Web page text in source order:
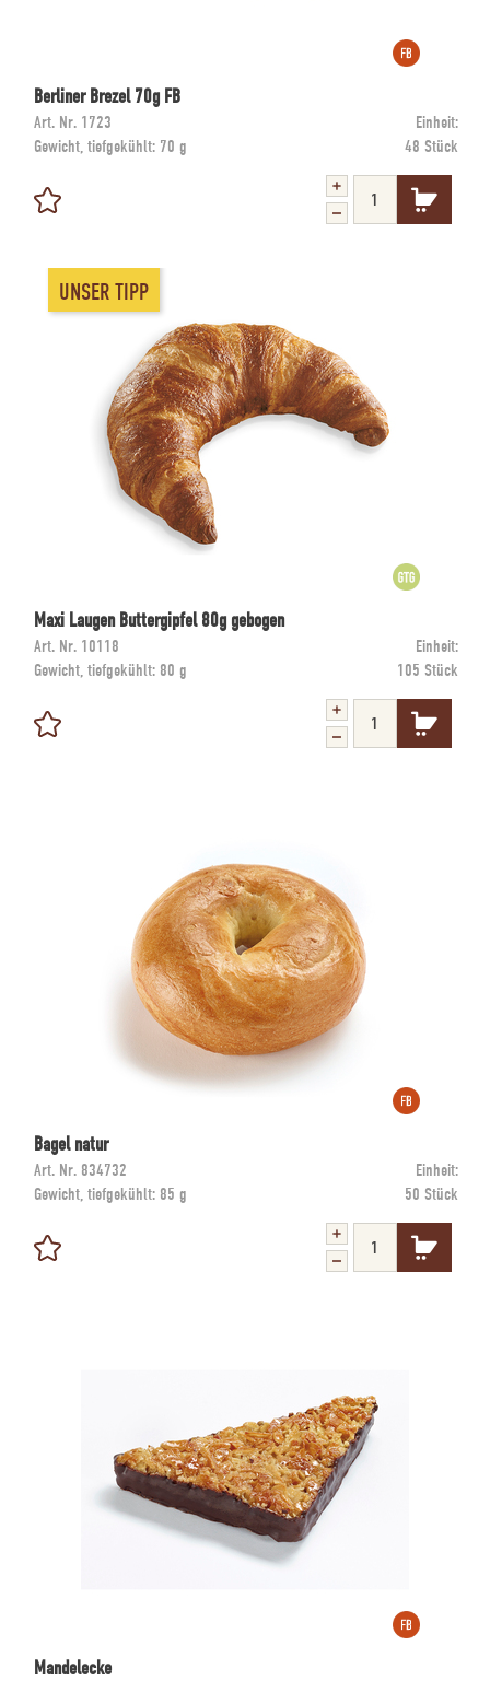
Berliner Brezel 70g FB
Art. Nr. 1723
Einheit:
Gewicht, tiefgekühlt: 70 g 48 Stück
UNSER TIPP
Maxi Laugen Buttergipfel 80g gebogen
Art. Nr. 10118
Einheit:
Gewicht, tiefgekühlt: 80 g 105 Stück
Bagel natur
Art. Nr. 834732
Einheit:
Gewicht, tiefgekühlt: 85 g 50 Stück
Mandelecke